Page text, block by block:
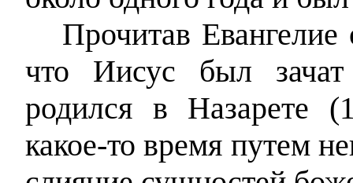
Прочитав
что Иисус был
родился в Назарете
какое-то время путем